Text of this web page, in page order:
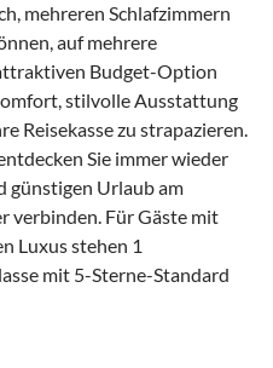
mehreren Schlafzimmern
auf mehrere
Budget-Option
stilvolle Ausstattung
Reisekasse zu strapazieren.
Sie immer wieder
günstigen Urlaub am
verbinden. Für Gäste mit
Luxus stehen 1
mit 5-Sterne-Standard